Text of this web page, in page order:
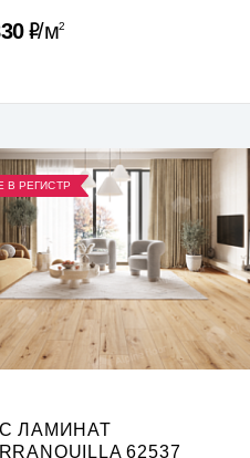
Р м2
В РЕГИСТР
ЛАМИНАТ
62537